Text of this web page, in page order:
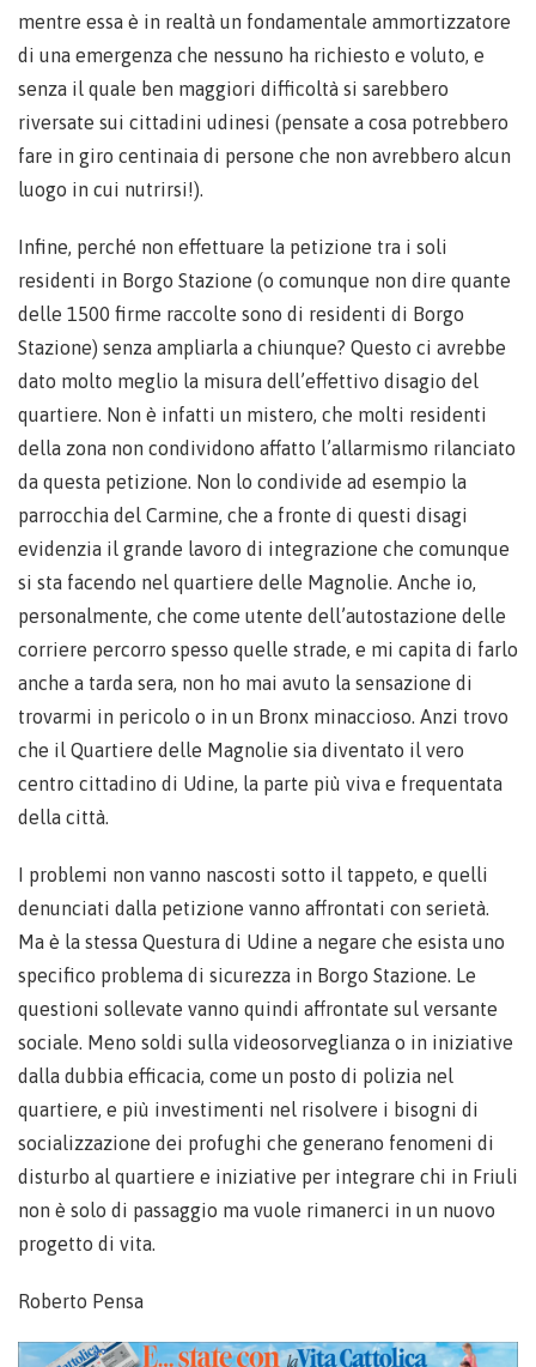
mentre essa è in realtà un fondamentale ammortizzatore
di una emergenza che nessuno ha richiesto e voluto, e
senza il quale ben maggiori difficoltà si sarebbero
riversate sui cittadini udinesi (pensate a cosa potrebbero
fare in giro centinaia di persone che non avrebbero alcun
luogo in cui nutrirsi!).
Infine, perché non effettuare la petizione tra i soli
residenti in Borgo Stazione (o comunque non dire quante
delle 1500 firme raccolte sono di residenti di Borgo
Stazione) senza ampliarla a chiunque? Questo ci avrebbe
dato molto meglio la misura dell’effettivo disagio del
quartiere. Non è infatti un mistero, che molti residenti
della zona non condividono affatto l’allarmismo rilanciato
da questa petizione. Non lo condivide ad esempio la
parrocchia del Carmine, che a fronte di questi disagi
evidenzia il grande lavoro di integrazione che comunque
si sta facendo nel quartiere delle Magnolie. Anche io,
personalmente, che come utente dell’autostazione delle
corriere percorro spesso quelle strade, e mi capita di farlo
anche a tarda sera, non ho mai avuto la sensazione di
trovarmi in pericolo o in un Bronx minaccioso. Anzi trovo
che il Quartiere delle Magnolie sia diventato il vero
centro cittadino di Udine, la parte più viva e frequentata
della città.
I problemi non vanno nascosti sotto il tappeto, e quelli
denunciati dalla petizione vanno affrontati con serietà.
Ma è la stessa Questura di Udine a negare che esista uno
specifico problema di sicurezza in Borgo Stazione. Le
questioni sollevate vanno quindi affrontate sul versante
sociale. Meno soldi sulla videosorveglianza o in iniziative
dalla dubbia efficacia, come un posto di polizia nel
quartiere, e più investimenti nel risolvere i bisogni di
socializzazione dei profughi che generano fenomeni di
disturbo al quartiere e iniziative per integrare chi in Friuli
non è solo di passaggio ma vuole rimanerci in un nuovo
progetto di vita.
Roberto Pensa